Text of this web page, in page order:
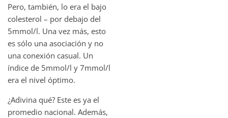
Pero, también, lo era el bajo
colesterol – por debajo del
5mmol/l. Una vez más, esto
es sólo una asociación y no
una conexión casual. Un
índice de 5mmol/l y 7mmol/l
era el nivel óptimo.
¿Adivina qué? Este es ya el
promedio nacional. Además,